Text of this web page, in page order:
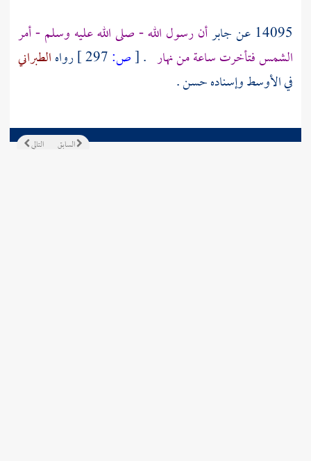
14095 عن
جابرأن رسول الله - صلى الله عليه وسلم - أمر
الشمس فتأخرت ساعة من نهار .
[ص: رواهالطبراني
في الأوسط وإسناده حسن .
التالي السابق